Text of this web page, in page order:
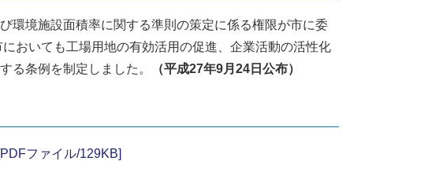
環境施設面積率に関する準則の策定に係る権限が市に委
おいても工場用地の有効活用の促進、企業活動の活性化
る条例を制定しました。
（平成27年9月24日公布）
ファイル/129KB]